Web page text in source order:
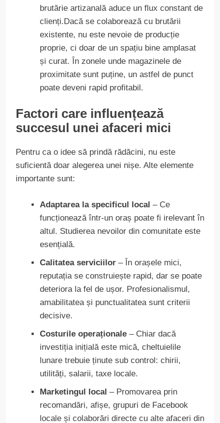
brutărie artizanală aduce un flux constant de
clienți.Dacă se colaborează cu brutării
existente, nu este nevoie de producție
proprie, ci doar de un spațiu bine amplasat
și curat. În zonele unde magazinele de
proximitate sunt puține, un astfel de punct
poate deveni rapid profitabil.
Factori care influențează
succesul unei afaceri mici
Pentru ca o idee să prindă rădăcini, nu este
suficientă doar alegerea unei nișe. Alte elemente
importante sunt:
Adaptarea la specificul local – Ce
funcționează într-un oraș poate fi irelevant în
altul. Studierea nevoilor din comunitate este
esențială.
Calitatea serviciilor– În orașele mici,
reputația se construiește rapid, dar se poate
deteriora la fel de ușor. Profesionalismul,
amabilitatea și punctualitatea sunt criterii
decisive.
Costurile operaționale– Chiar dacă
investiția inițială este mică, cheltuielile
lunare trebuie ținute sub control: chirii,
utilități, salarii, taxe locale.
Marketingul local – Promovarea prin
recomandări, afișe, grupuri de Facebook
locale și colaborări directe cu alte afaceri din